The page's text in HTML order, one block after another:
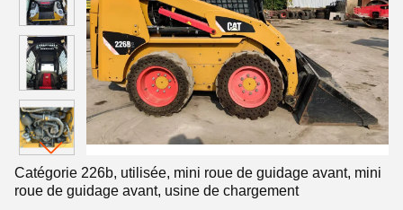
Catégorie 226b, utilisée, mini roue de guidage avant, mini
roue de guidage avant, usine de chargement